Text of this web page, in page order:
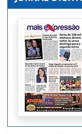
JORNAL DIGITAL